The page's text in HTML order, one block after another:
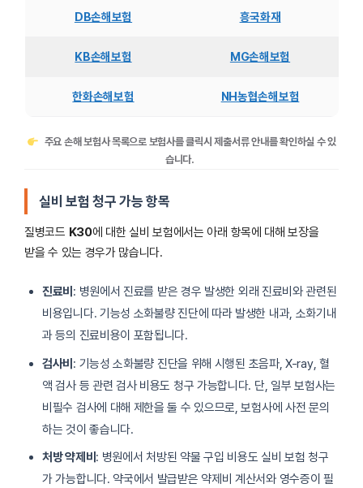
DB손해보험 흥국화재
KB손해보험 MG손해보험
한화손해보험 NH농협손해보험
주요 손해 보험사 목록으로 보험사를 클릭시 제출서류 안내를 확인하실 수 있
습니다.
실비 보험 청구 가능 항목
질병코드 K30에 대한 실비 보험에서는 아래 항목에 대해 보장을
받을 수 있는 경우가 많습니다.
진료비 : 병원에서 진료를 받은 경우 발생한 외래 진료비와 관련된
비용입니다. 기능성 소화불량 진단에 따라 발생한 내과, 소화기내
과 등의 진료비용이 포함됩니다.
검사비 : 기능성 소화불량 진단을 위해 시행된 초음파, X-ray, 혈
액 검사 등 관련 검사 비용도 청구 가능합니다. 단, 일부 보험사는
비필수 검사에 대해 제한을 둘 수 있으므로, 보험사에 사전 문의
하는 것이 좋습니다.
처방 약제비 : 병원에서 처방된 약물 구입 비용도 실비 보험 청구
가 가능합니다. 약국에서 발급받은 약제비 계산서와 영수증이 필